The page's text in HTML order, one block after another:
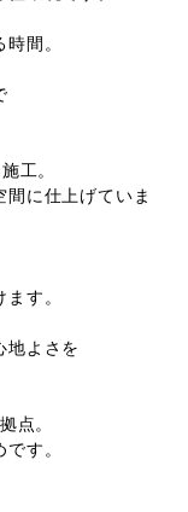
間。
工。
に仕上げていま
す。
地よさを
点。
す。